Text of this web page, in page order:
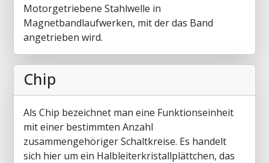
Motorgetriebene Stahlwelle in
Magnetbandlaufwerken, mit der das Band
angetrieben wird.
Chip
Als Chip bezeichnet man eine Funktionseinheit
mit einer bestimmten Anzahl
zusammengehöriger Schaltkreise. Es handelt
sich hier um ein Halbleiterkristallplättchen, das